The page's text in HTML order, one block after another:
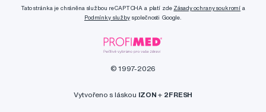
Tato stránka je chráněna službou reCAPTCHA a platí zde Zásady ochrany soukromí a
Podmínky službyspolečnosti Google.
© 1997-2026
Vytvořeno s láskou IZON + 2FRESH